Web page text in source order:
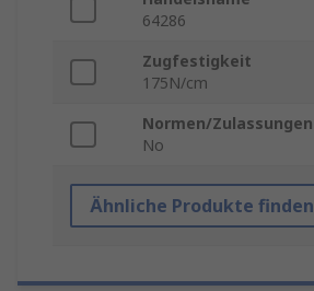
64286
Zugfestigkeit
175N/cm
Normen/Zulassungen
No
Ähnliche Produkte finden